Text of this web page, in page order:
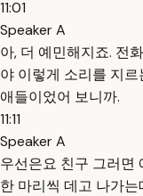
11:01
Speaker A
아, 더 예민해지죠. 전
야 이렇게 소리를 지
애들이었어 보니까.
11:11
Speaker A
우선은요 친구 그러면
한 마리씩 데고 나가